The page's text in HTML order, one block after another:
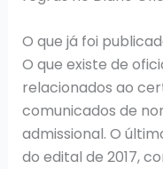
O que já foi
O que existe de
relacionados ao
comunicados de
admissional. O
do edital de 2017,